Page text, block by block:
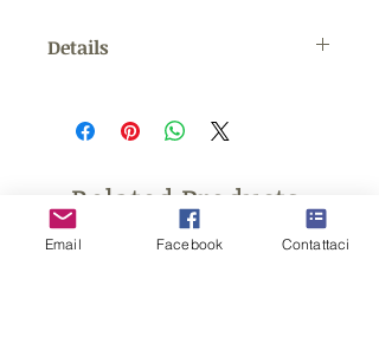
Details
Confezione con scatola, nastro ed
foto)Related Products
Email Facebook Contattaci